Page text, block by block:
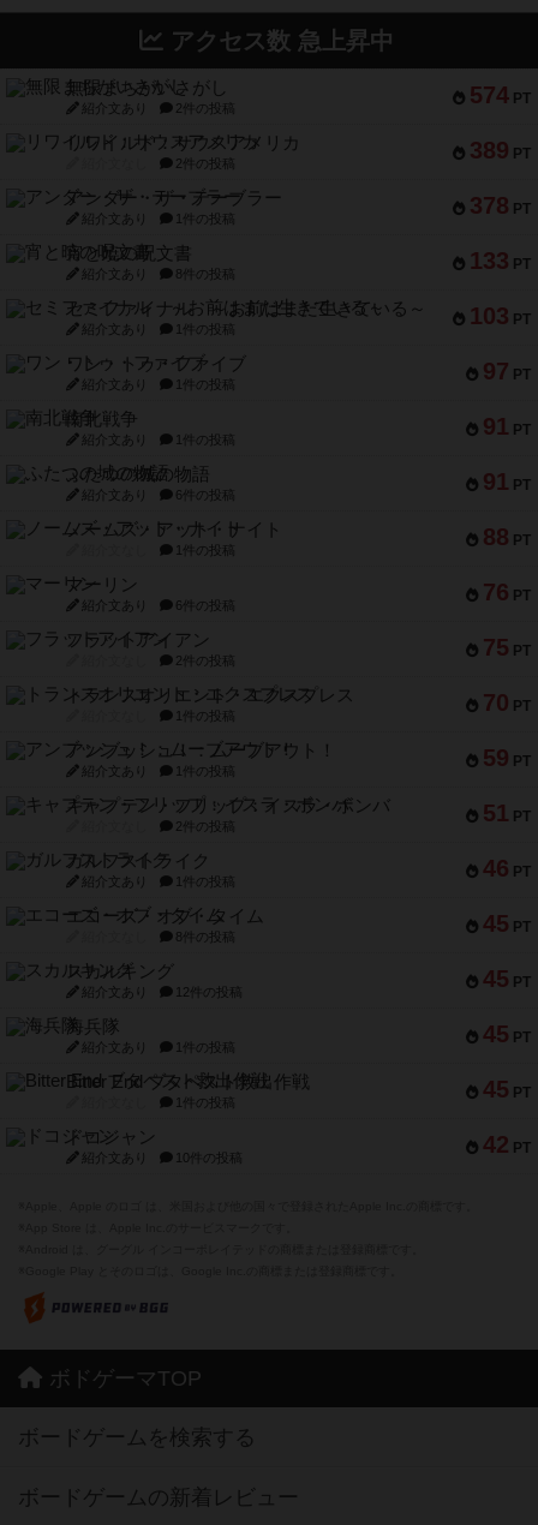
アクセス数 急上昇中
574 PT
無限まちがいさがし
紹介文あり 2件の投稿
389 PT
リワイルド：サウスアメリカ
2件の投稿
378 PT
アンダー・ザ・テーブラー
紹介文あり 1件の投稿
133 PT
宵と暁の呪文書
紹介文あり 8件の投稿
103 PT
セミファイナル ～お前はまだ生きている～
紹介文あり 1件の投稿
97 PT
ワン・トゥ・ファイブ
紹介文あり 1件の投稿
91 PT
南北戦争
紹介文あり 1件の投稿
91 PT
ふたつの城の物語
紹介文あり 6件の投稿
88 PT
ノームズ・アット・ナイト
1件の投稿
76 PT
マーリン
紹介文あり 6件の投稿
75 PT
フラットアイアン
2件の投稿
70 PT
トランスオリエント・エクスプレス
1件の投稿
59 PT
アンブッシュ！：ムーブアウト！
紹介文あり 1件の投稿
51 PT
キャプテン・フリップ：イスラ・ボンバ
2件の投稿
46 PT
ガルフストライク
紹介文あり 1件の投稿
45 PT
エコーズ・オブ・タイム
8件の投稿
45 PT
スカルキング
紹介文あり 12件の投稿
45 PT
海兵隊
紹介文あり 1件の投稿
45 PT
Bitter End ブタペスト救出作戦
1件の投稿
42 PT
ドコジャン
紹介文あり 10件の投稿
ボドゲーマTOP
ボードゲームを検索する
ボードゲームの新着レビュー